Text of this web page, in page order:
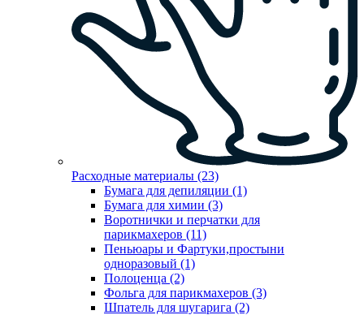
Расходные материалы (23)
Бумага для депиляции (1)
Бумага для химии (3)
Воротнички и перчатки для
парикмахеров (11)
Пеньюары и Фартуки,простыни
одноразовый (1)
Полоценца (2)
Фольга для парикмахеров (3)
Шпатель для шугарига (2)